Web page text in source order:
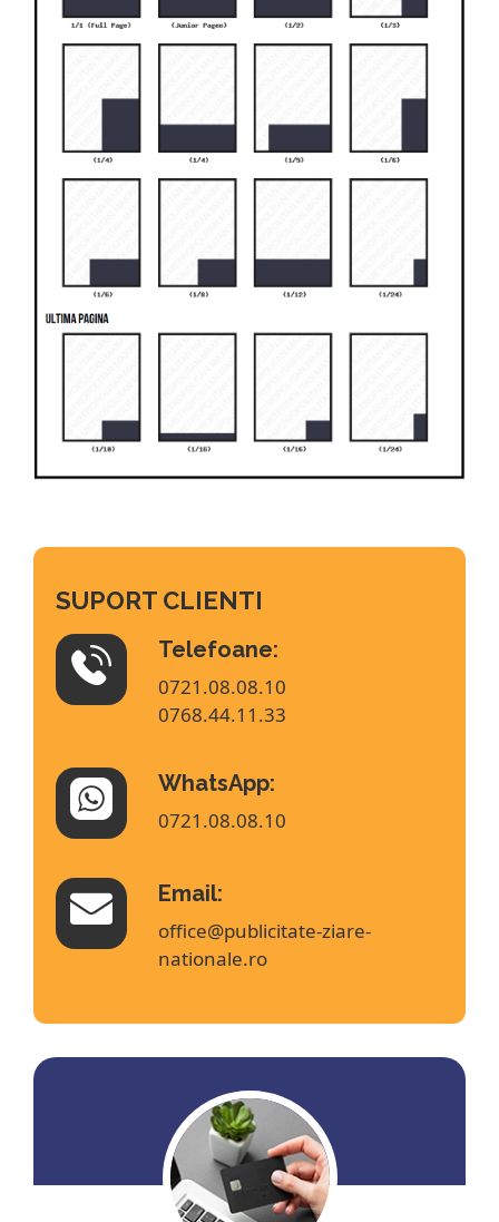
SUPORT CLIENTI
Telefoane:
0721.08.08.10
0768.44.11.33
WhatsApp:
0721.08.08.10
Email:
office@publicitate-ziare-
nationale.ro